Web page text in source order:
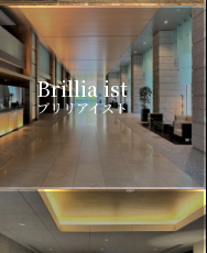
Brillia ist
ブリリアイスト